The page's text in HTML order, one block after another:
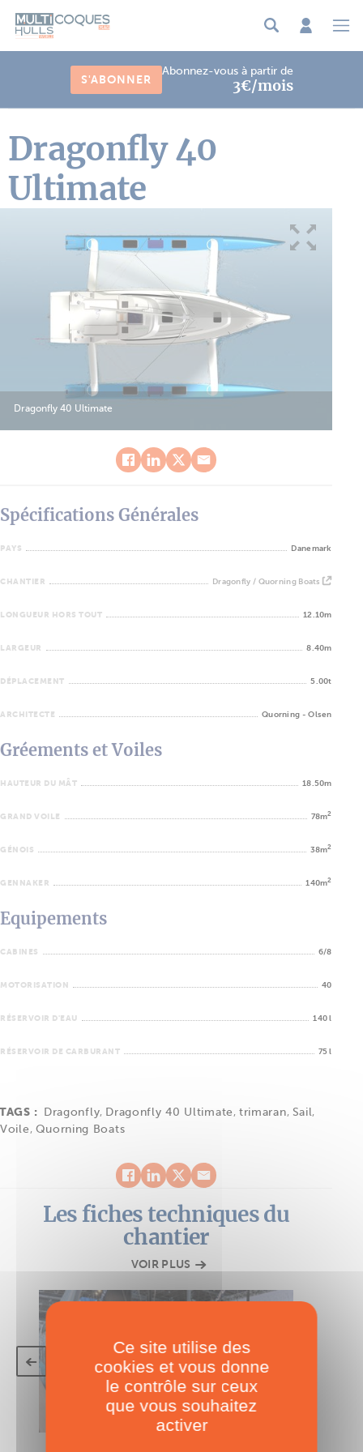
S'ABONNER
Abonnez-vous à partir de
3€/mois
Dragonfly 40
Ultimate
Dragonfly 40 Ultimate
Spécifications Générales
PAYS Danemark
CHANTIER Dragonfly / Quorning Boats
LONGUEUR HORS TOUT 12.10m
LARGEUR 8.40m
DÉPLACEMENT 5.00t
ARCHITECTE Quorning - Olsen
Gréements et Voiles
HAUTEUR DU MÂT 18.50m
GRAND VOILE 78m2
GÉNOIS 38m2
GENNAKER 140m2
Equipements
CABINES 6/8
MOTORISATION 40
RÉSERVOIR D'EAU 140 l
RÉSERVOIR DE CARBURANT 75 l
TAGS : Dragonfly, Dragonfly 40 Ultimate , trimaran, Sail,
Voile , Quorning Boats
Les fiches techniques du
chantier
VOIR PLUS
Ce site utilise des
cookies et vous donne
le contrôle sur ceux
que vous souhaitez
activer